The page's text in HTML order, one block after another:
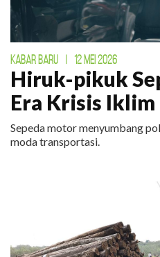
KABAR BARU 12 MEI 2026
Hiruk-pikuk
Era Krisis Iklim
Sepeda motor menyumbang
moda transportasi.